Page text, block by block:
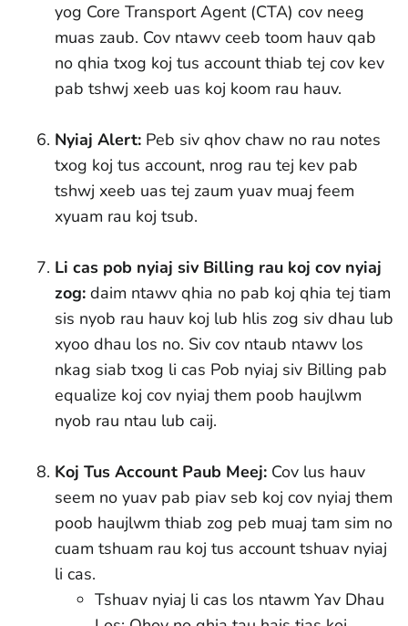
yog Core Transport Agent (CTA) cov neeg
muas zaub. Cov ntawv ceeb toom hauv qab
no qhia txog koj tus account thiab tej cov kev
pab tshwj xeeb uas koj koom rau hauv.
Nyiaj Alert: Peb siv qhov chaw no rau notes
txog koj tus account, nrog rau tej kev pab
tshwj xeeb uas tej zaum yuav muaj feem
xyuam rau koj tsub.
Li cas pob nyiaj siv Billing rau koj cov nyiaj
zog: daim ntawv qhia no pab koj qhia tej tiam
sis nyob rau hauv koj lub hlis zog siv dhau lub
xyoo dhau los no. Siv cov ntaub ntawv los
nkag siab txog li cas Pob nyiaj siv Billing pab
equalize koj cov nyiaj them poob haujlwm
nyob rau ntau lub caij.
Koj Tus Account Paub Meej: Cov lus hauv
seem no yuav pab piav seb koj cov nyiaj them
poob haujlwm thiab zog peb muaj tam sim no
cuam tshuam rau koj tus account tshuav nyiaj
li cas.
Tshuav nyiaj li cas los ntawm Yav Dhau